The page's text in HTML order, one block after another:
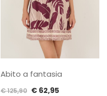
Abito a fantasia
€125,90 Il
€ 62,95Il